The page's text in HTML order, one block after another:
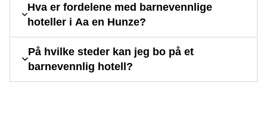
Hva er fordelene med barnevennlige
hoteller i Aa en Hunze?
På hvilke steder kan jeg bo på et
barnevennlig hotell?